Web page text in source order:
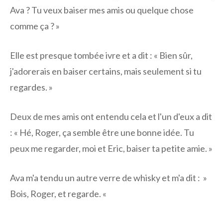
Ava ? Tu veux baiser mes amis ou quelque chose
comme ça ? »
Elle est presque tombée ivre et a dit : « Bien sûr,
j'adorerais en baiser certains, mais seulement si tu
regardes. »
Deux de mes amis ont entendu cela et l'un d'eux a dit
: « Hé, Roger, ça semble être une bonne idée. Tu
peux me regarder, moi et Eric, baiser ta petite amie. »
Ava m'a tendu un autre verre de whisky et m'a dit : »
Bois, Roger, et regarde. «